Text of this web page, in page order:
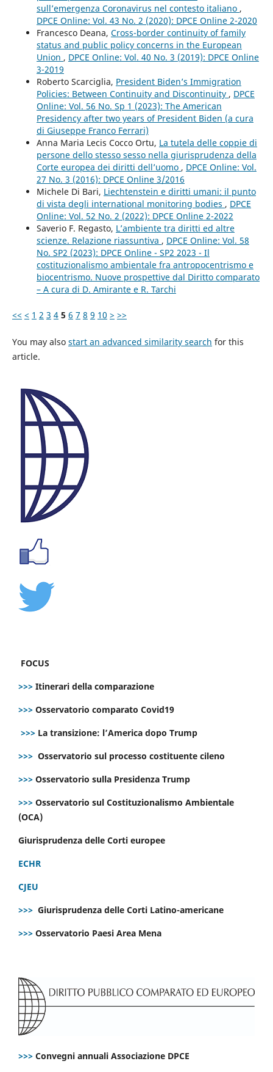
sull’emergenza Coronavirus nel contesto italiano ,
DPCE Online: Vol. 43 No. 2 (2020): DPCE Online 2-2020
Francesco Deana, Cross-border continuity of family
status and public policy concerns in the European
Union , DPCE Online: Vol. 40 No. 3 (2019): DPCE Online
3-2019
Roberto Scarciglia, President Biden’s Immigration
Policies: Between Continuity and Discontinuity , DPCE
Online: Vol. 56 No. Sp 1 (2023): The American
Presidency after two years of President Biden (a cura
di Giuseppe Franco Ferrari)
Anna Maria Lecis Cocco Ortu, La tutela delle coppie di
persone dello stesso sesso nella giurisprudenza della
Corte europea dei diritti dell’uomo , DPCE Online: Vol.
27 No. 3 (2016): DPCE Online 3/2016
Michele Di Bari, Liechtenstein e diritti umani: il punto
di vista degli international monitoring bodies , DPCE
Online: Vol. 52 No. 2 (2022): DPCE Online 2-2022
Saverio F. Regasto, L’ambiente tra diritti ed altre
scienze. Relazione riassuntiva , DPCE Online: Vol. 58
No. SP2 (2023): DPCE Online - SP2 2023 - Il
costituzionalismo ambientale fra antropocentrismo e
biocentrismo. Nuove prospettive dal Diritto comparato
– A cura di D. Amirante e R. Tarchi
<< < 1 2 3 4 5 6 7 8 9 10 > >>
You may also start an advanced similarity search for this
article.
FOCUS
>>> Itinerari della comparazione
>>> Osservatorio comparato Covid19
>>> La transizione: l’America dopo Trump
>>> Osservatorio sul processo costituente cileno
>>> Osservatorio sulla Presidenza Trump
>>> Osservatorio sul Costituzionalismo Ambientale
(OCA)
Giurisprudenza delle Corti europee
ECHR
CJEU
>>> Giurisprudenza delle Corti Latino-americane
>>> Osservatorio Paesi Area Mena
>>> Convegni annuali Associazione DPCE